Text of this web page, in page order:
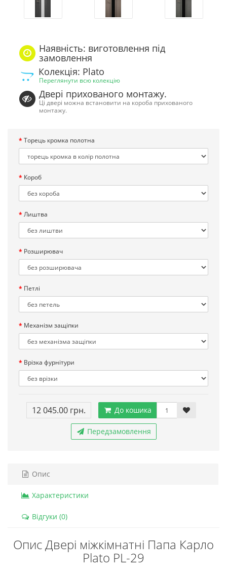
Наявність: виготовлення під
замовлення
Колекція: Plato
Переглянути всю колекцію
Двері прихованого монтажу.
Ці двері можна встановити на короба прихованого
монтажу.
Торець кромка полотна
Короб
Лиштва
Розширювач
Петлі
Механізм защіпки
Врізка фурнітури
12 045.00 грн. До кошика
Передзамовлення
Опис
Характеристики
Відгуки (0)
Опис Двері міжкімнатні Папа Карло
Plato PL-29